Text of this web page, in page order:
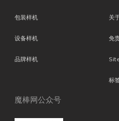
包装样机
设备样机
品牌样机
关
免
标
魔棒网公众号